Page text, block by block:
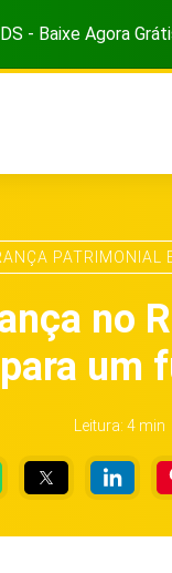
- Baixe Agora
PATRIMONIAL
no
um
Leitura: 4 min